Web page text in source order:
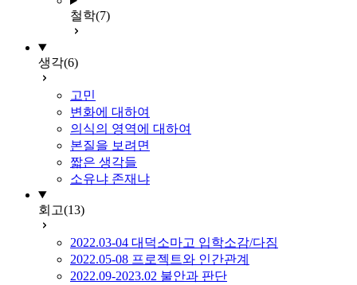
철학(7)
생각(6)
고민
변화에 대하여
의식의 영역에 대하여
본질을 보려면
짧은 생각들
소유냐 존재냐
회고(13)
2022.03-04 대덕소마고 입학소감/다짐
2022.05-08 프로젝트와 인간관계
2022.09-2023.02 불안과 판단